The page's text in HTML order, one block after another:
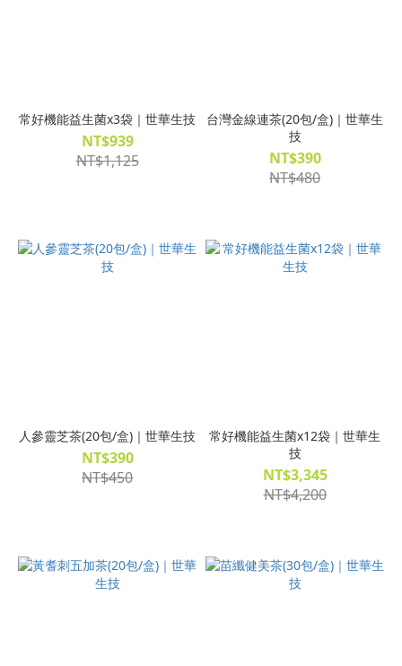
常好機能益生菌x3袋｜世華生技
NT$939
NT$1,125
台灣金線連茶(20包/盒)｜世華生
技
NT$390
NT$480
人參靈芝茶(20包/盒)｜世華生技
NT$390
NT$450
常好機能益生菌x12袋｜世華生
技
NT$3,345
NT$4,200